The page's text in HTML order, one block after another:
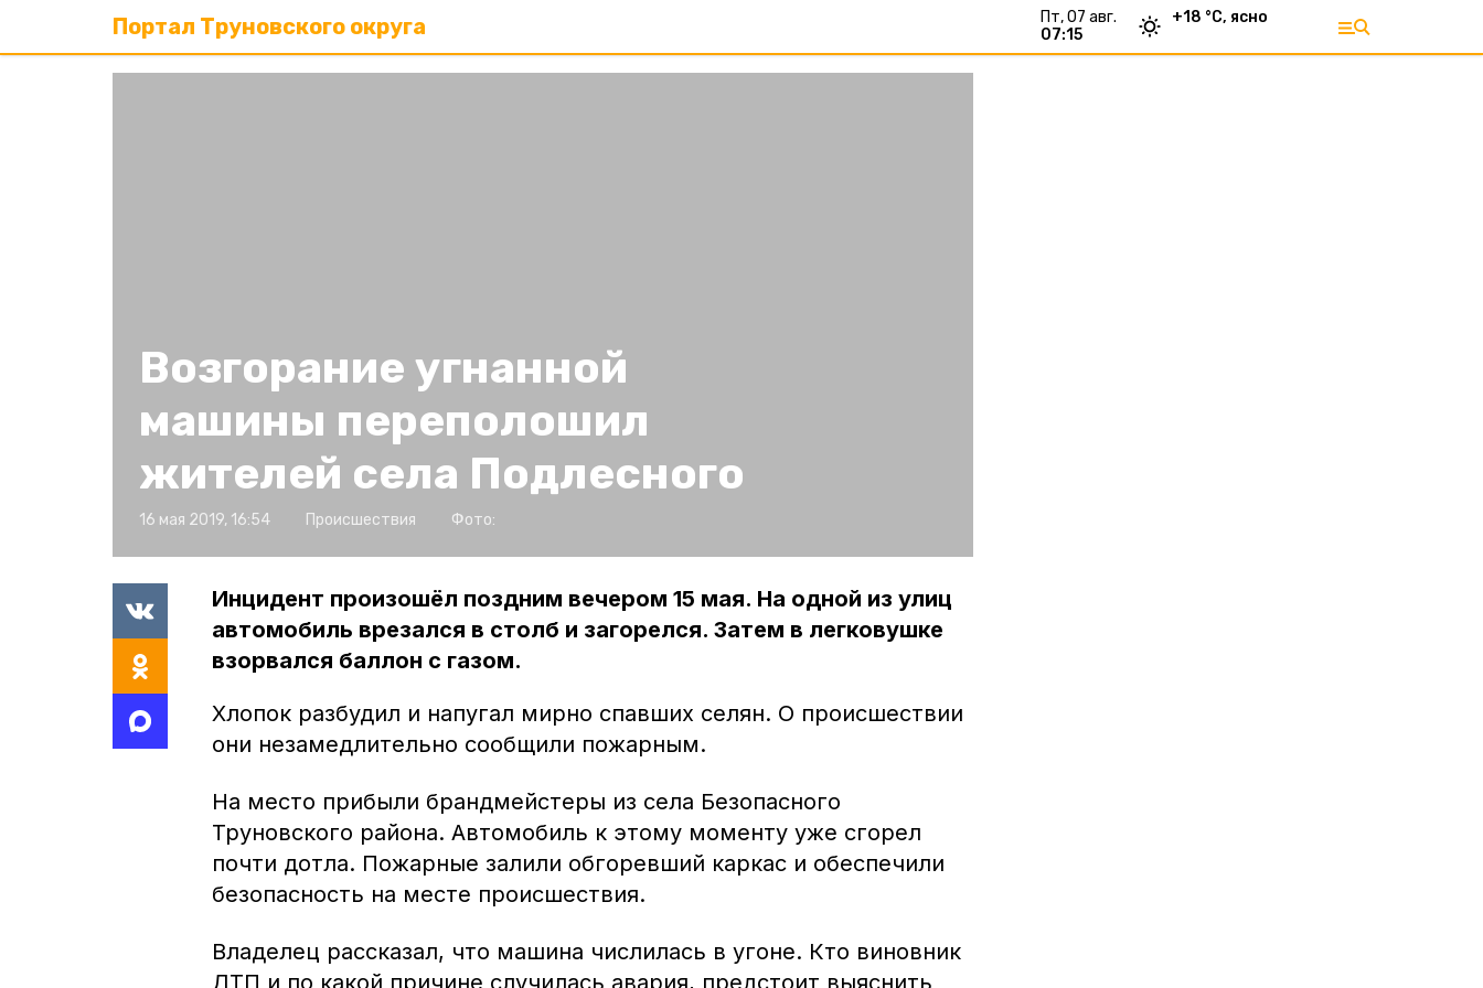
Портал Труновского округа
пт, 07 авг.
07:15
+18 °С, ясно
Возгорание угнанной
машины переполошил
жителей села Подлесного
16 мая 2019, 16:54 Происшествия Фото:
Инцидент произошёл поздним вечером 15 мая. На одной из улиц
автомобиль врезался в столб и загорелся. Затем в легковушке
взорвался баллон с газом.
Хлопок разбудил и напугал мирно спавших селян. О происшествии
они незамедлительно сообщили пожарным.
На место прибыли брандмейстеры из села Безопасного
Труновского района. Автомобиль к этому моменту уже сгорел
почти дотла. Пожарные залили обгоревший каркас и обеспечили
безопасность на месте происшествия.
Владелец рассказал, что машина числилась в угоне. Кто виновник
ДТП и по какой причине случилась авария, предстоит выяснить